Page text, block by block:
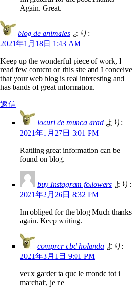
Again. Great.
blog de animales より:
2021年1月18日 1:43 AM
Keep up the wonderful piece of work, I
read few content on this site and I conceive
that your web blog is real interesting and
has bands of great information.
返信
locuri de munca arad より:
2021年1月27日 3:01 PM
Rattling great information can be
found on blog.
buy Instagram followers より:
2021年2月26日 8:32 PM
Im obliged for the blog.Much thanks
again. Keep writing.
comprar cbd holanda より:
2021年3月1日 9:01 PM
veux garder ta que le monde tot il
marchait, je ne